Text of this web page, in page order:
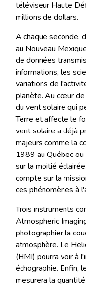
téléviseur Haute
millions de dollars.
A chaque seconde,
au Nouveau
de données
informations, les
variations de
planète. Au cœur de
du vent solaire qui
Terre et affecte le
vent solaire a déjà
majeurs comme la
1989 au Québec
sur la moitié
compte sur la
ces phénomènes à
Trois instruments
Atmospheric
photographier la
atmosphère. Le
(HMI) pourra voir à
échographie. Enfin,
mesurera la